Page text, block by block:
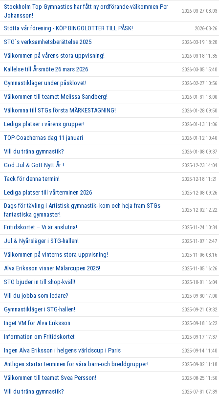
Stockholm Top Gymnastics har fått ny ordförande-välkommen Per
Johansson!
2026-03-27 08:03
Stötta vår förening - KÖP BINGOLOTTER TILL PÅSK! 2026-03-26
STG´s verksamhetsberättelse 2025 2026-03-19 18:20
Välkommen på vårens stora uppvisning! 2026-03-18 11:35
Kallelse till Årsmöte 26 mars 2026 2026-03-05 15:40
Gymnastikläger under påsklovet! 2026-02-27 10:56
Välkommen till teamet Melissa Sandberg! 2026-01-31 13:00
Välkomna till STGs första MÄRKESTAGNING! 2026-01-28 09:50
Lediga platser i vårens grupper! 2026-01-13 11:06
TOP-Coachernas dag 11 januari 2026-01-12 10:40
Vill du träna gymnastik? 2026-01-08 09:37
God Jul & Gott Nytt År ! 2025-12-23 14:04
Tack för denna termin! 2025-12-18 11:21
Lediga platser till vårterminen 2026 2025-12-08 09:26
Dags för tävling i Artistisk gymnastik- kom och heja fram STGs
fantastiska gymnaster!
2025-12-02 12:22
Fritidskortet – Vi är anslutna! 2025-11-24 10:34
Jul & Nyårsläger i STG-hallen! 2025-11-07 12:47
Välkommen på vinterns stora uppvisning! 2025-11-06 08:16
Alva Eriksson vinner Mälarcupen 2025! 2025-11-05 16:26
STG bjuder in till shop-kväll! 2025-10-01 16:04
Vill du jobba som ledare? 2025-09-30 17:00
Gymnastikläger i STG-hallen! 2025-09-21 09:32
Inget VM för Alva Eriksson 2025-09-18 16:22
Information om Fritidskortet 2025-09-17 17:37
Ingen Alva Eriksson i helgens världscup i Paris 2025-09-14 11:40
Äntligen startar terminen för våra barn-och breddgrupper! 2025-09-02 11:18
Välkommen till teamet Svea Persson! 2025-08-25 11:50
Vill du träna gymnastik? 2025-07-31 07:39